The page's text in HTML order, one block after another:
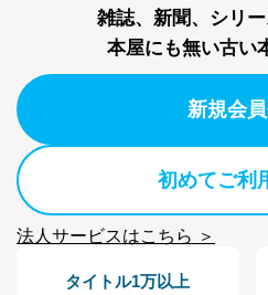
雑誌、新聞、シリ
本屋にも無い古い
新規会
初めてご利
法人サービスはこちら ＞
タイトル1万以上